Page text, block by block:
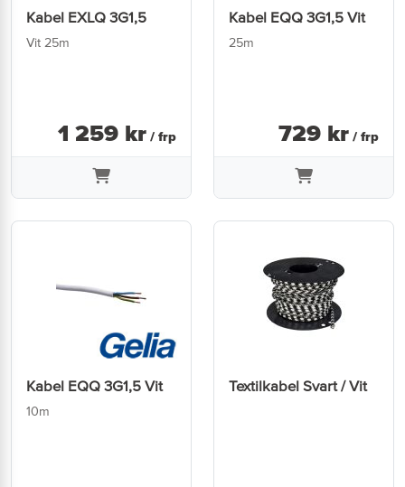
Kabel EXLQ 3G1,5
Vit 25m
1 259 kr / frp
Kabel EQQ 3G1,5 Vit
25m
729 kr / frp
Kabel EQQ 3G1,5 Vit
10m
Textilkabel Svart / Vit